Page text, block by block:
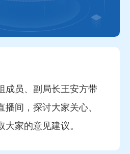
成员、副局长王安方带
播间，探讨大家关心、
大家的意见建议。